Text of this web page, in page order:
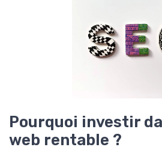
Pourquoi investir
web rentable ?